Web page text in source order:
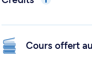
Cours offert